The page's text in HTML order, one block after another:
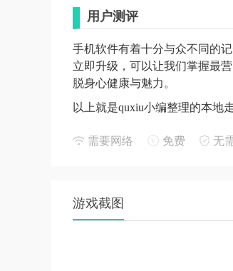
用户测评
手机软件有着十分与众不同的
立即升级，可以让我们掌握最
脱身心健康与魅力。
以上就是quxiu小编整理的本地
需要网络 免费 无
游戏截图